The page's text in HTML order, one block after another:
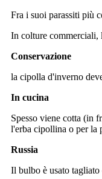
Fra i suoi parassiti più
In colture commerciali,
Conservazione
la cipolla d'inverno
In cucina
Spesso viene cotta (in
l'erba cipollina o per la
Russia
Il bulbo è usato